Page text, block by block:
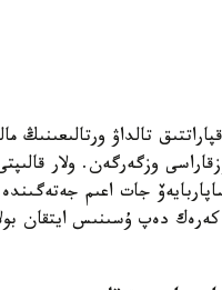
وزگەرگەن. ولار
جات اعىم
كەرەك دەپ ۇسىنىس ايتقان